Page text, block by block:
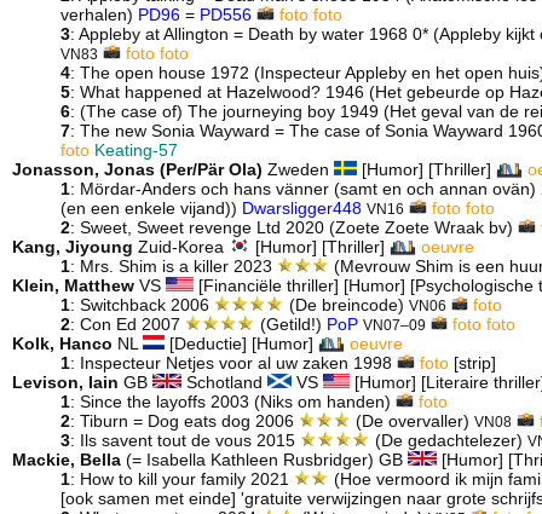
verhalen) PD96 = PD556 foto foto
3: Appleby at Allington = Death by water 1968 0* (Appleby
VN83 foto foto
4: The open house 1972 (Inspecteur Appleby en het open
5: What happened at Hazelwood? 1946 (Het gebeurde op
6: (The case of) The journeying boy 1949 (Het geval van de
7: The new Sonia Wayward = The case of Sonia Wayward
foto Keating-57
Jonasson, Jonas (Per/Pär Ola) Zweden [Humor] [Thriller]
1: Mördar-Anders och hans vänner (samt en och annan
(en een enkele vijand)) Dwarsligger448 VN16 foto foto
2: Sweet, Sweet revenge Ltd 2020 (Zoete Zoete Wraak bv)
Kang, Jiyoung Zuid-Korea [Humor] [Thriller]
oeuvre
1: Mrs. Shim is a killer 2023
(Mevrouw Shim is een
Klein, Matthew VS
[Financiële thriller] [Humor] [Psychologische
1: Switchback 2006 (De breincode) VN06
foto
2: Con Ed 2007 (Getild!) PoP VN07–09 foto foto
Kolk, Hanco NL [Deductie] [Humor]
oeuvre
1: Inspecteur Netjes voor al uw zaken 1998 foto[strip]
Levison, Iain GB Schotland VS
[Humor] [Literaire
1: Since the layoffs 2003 (Niks om handen)
foto
2: Tiburn = Dog eats dog 2006 (De overvaller)VN08
3: Ils savent tout de vous 2015 (De gedachtelezer)
Mackie, Bella (= Isabella Kathleen Rusbridger) GB
[Humor]
1: How to kill your family 2021
(Hoe vermoord ik mijn
[ook samen met einde] 'gratuite verwijzingen naar grote